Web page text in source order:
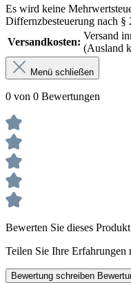
Es wird keine
Differnzbesteuerung nach §
Versandkosten:
Versand
(Ausland
Menü schließen
0 von 0 Bewertungen
Bewerten Sie dieses
Teilen Sie Ihre Erfahrungen
Bewertung schreiben